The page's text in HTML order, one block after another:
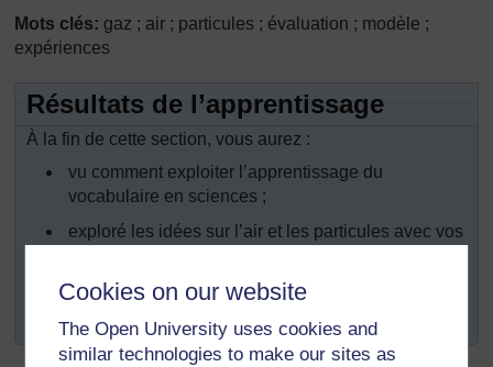
Cookies on our website
The Open University uses cookies and
similar technologies to make our sites as
Mots clés: gaz ; air ; particules ; évaluation ; modèle ;
expériences
Résultats de l’apprentissage
À la fin de cette section, vous aurez :
vu comment exploiter l’apprentissage du
vocabulaire en sciences ;
exploré les idées sur l’air et les particules avec vos
utilisé différentes méthodes pour évaluer les